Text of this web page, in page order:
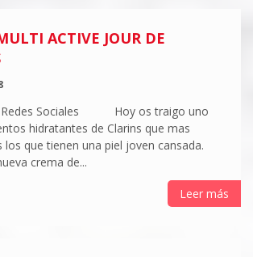
ACTIVE JOUR DE
Redes Sociales Hoy os traigo uno
hidratantes de Clarins que mas
los que tienen una piel joven cansada.
crema de...
Leer más